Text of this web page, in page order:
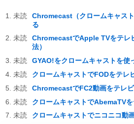
Chromecast（クロームキャス
る
ChromecastでApple TVをテレ
法）
GYAO!をクロームキャストを使
クロームキャストでFODをテレ
ChromecastでFC2動画をテレ
クロームキャストでAbemaTV
クロームキャストでニコニコ動